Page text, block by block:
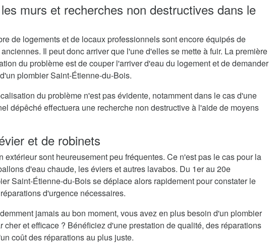
murs et recherches non destructives dans le
de logements et de locaux professionnels sont encore équipés de
Il peut donc arriver que l'une d'elles se mette à fuir. La première
du problème est de couper l'arriver d'eau du logement et de demander
plombier Saint-Étienne-du-Bois.
du problème n'est pas évidente, notamment dans le cas d'une
dépêché effectuera une recherche non destructive à l'aide de moyens
et de robinets
extérieur sont heureusement peu fréquentes. Ce n'est pas le cas pour la
d'eau chaude, les éviers et autres lavabos. Du 1er au 20e
Saint-Étienne-du-Bois se déplace alors rapidement pour constater le
d'urgence nécessaires.
jamais au bon moment, vous avez en plus besoin d'un plombier
cher et efficace ? Bénéficiez d'une prestation de qualité, des réparations
coût des réparations au plus juste.